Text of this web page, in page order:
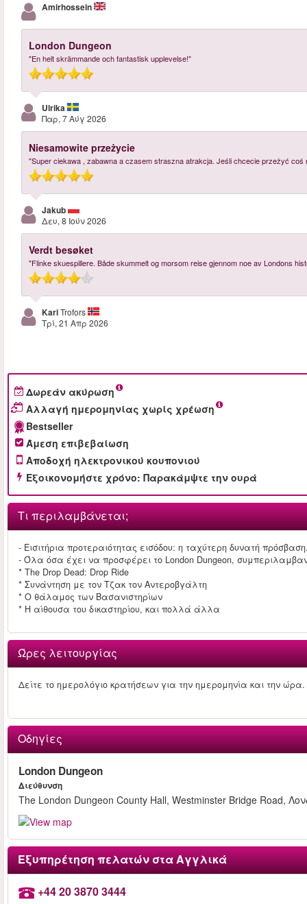
Amirhossein
London Dungeon
"En helt skrämmande och fantastisk upplevelse!"
Ulrika
Παρ, 7 Αύγ 2026
Niesamowite przeżycie
"Super ciekawa , zabawna a czasem straszna atrakcja. Jeśli chcecie przeżyć coś
Jakub
Δευ, 8 Ιούν 2026
Verdt besøket
"Flinke skuespillere. Både skummelt og morsom reise gjennom noe av Londons
KariTrofors
Τρί, 21 Απρ 2026
Δωρεάν ακύρωση
Αλλαγή ημερομηνίας χωρίς χρέωση
Bestseller
Άμεση επιβεβαίωση
Αποδοχή ηλεκτρονικού κουπονιού
Εξοικονομήστε χρόνο: Παρακάμψτε την ουρά
Τι περιλαμβάνεται;
- Εισιτήρια προτεραιότητας εισόδου: η ταχύτερη δυνατή
- Όλα όσα έχει να προσφέρει το London Dungeon,
* The Drop Dead: Drop Ride
* Συνάντηση με τον Τζακ τον Αντεροβγάλτη
* Ο θάλαμος των Βασανιστηρίων
* Η αίθουσα του δικαστηρίου, και πολλά άλλα
Ώρες λειτουργίας
Δείτε το ημερολόγιο κρατήσεων για την ημερομηνία και την ώρα.
Οδηγίες
London Dungeon
Διεύθυνση
The London Dungeon County Hall, Westminster Bridge Road,
Εξυπηρέτηση πελατών στα Αγγλικά
+44 20 3870 3444